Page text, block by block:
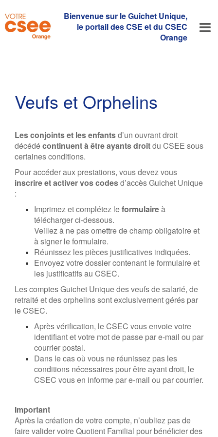
Bienvenue sur le Guichet Unique,
le portail des CSE et du CSEC
Orange
Veufs et Orphelins
Les conjoints et les enfantsd’un ouvrant droit
décédécontinuent à être ayants droitdu CSEE sous
certaines conditions.
Pour accéder aux prestations, vous devez vous
inscrire et activer vos codesd’accès Guichet Unique
:
Imprimez et complétez leformulaireà
télécharger ci-dessous.
Veillez à ne pas omettre de champ obligatoire et
à signer le formulaire.
Réunissez les pièces justificatives indiquées.
Envoyez votre dossier contenant le formulaire et
les justificatifs au CSEC.
Les comptes Guichet Unique des veufs de salarié, de
retraité et des orphelins sont exclusivement gérés par
le CSEC.
Après vérification, le CSEC vous envoie votre
identifiant et votre mot de passe par e-mail ou par
courrier postal.
Dans le cas où vous ne réunissez pas les
conditions nécessaires pour être ayant droit, le
CSEC vous en informe par e-mail ou par courrier.
Important
Après la création de votre compte, n’oubliez pas de
faire valider votre Quotient Familial pour bénéficier des